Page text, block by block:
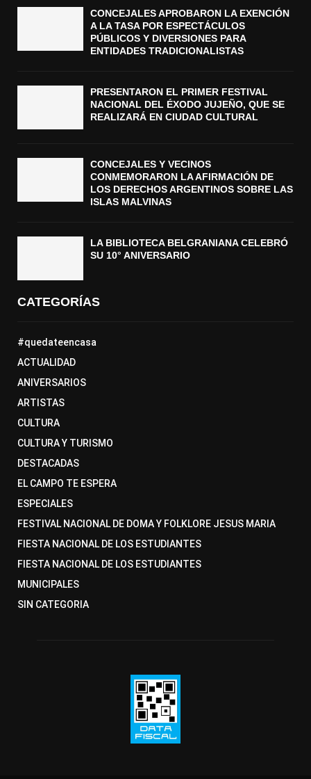
CONCEJALES APROBARON LA EXENCIÓN
A LA TASA POR ESPECTÁCULOS
PÚBLICOS Y DIVERSIONES PARA
ENTIDADES TRADICIONALISTAS
PRESENTARON EL PRIMER FESTIVAL
NACIONAL DEL ÉXODO JUJEÑO, QUE SE
REALIZARÁ EN CIUDAD CULTURAL
CONCEJALES Y VECINOS
CONMEMORARON LA AFIRMACIÓN DE
LOS DERECHOS ARGENTINOS SOBRE LAS
ISLAS MALVINAS
LA BIBLIOTECA BELGRANIANA CELEBRÓ
SU 10° ANIVERSARIO
CATEGORÍAS
#quedateencasa
ACTUALIDAD
ANIVERSARIOS
ARTISTAS
CULTURA
CULTURA Y TURISMO
DESTACADAS
EL CAMPO TE ESPERA
ESPECIALES
FESTIVAL NACIONAL DE DOMA Y FOLKLORE JESUS MARIA
FIESTA NACIONAL DE LOS ESTUDIANTES
FIESTA NACIONAL DE LOS ESTUDIANTES
MUNICIPALES
SIN CATEGORIA